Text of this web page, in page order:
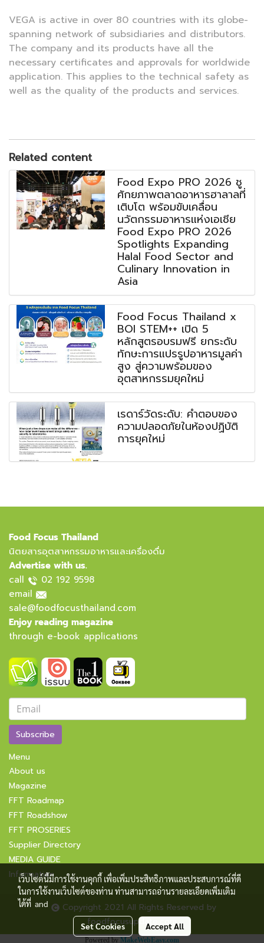
VEGA is active in over 80 countries with its globe-
spanning network of subsidiaries and distributors.
The company and its products have all the
necessary certificates and approvals for worldwide
application. This applies to the technical safety as
well as the quality of the products and services.
Related content
Food Expo PRO 2026 ชู
ศักยภาพตลาดอาหารฮาลาลที่
เติบโต พร้อมขับเคลื่อน
นวัตกรรมอาหารแห่งเอเชีย
Food Expo PRO 2026
Spotlights Expanding
Halal Food Sector and
Culinary Innovation in
Asia
Food Focus Thailand x
BOI STEM++ เปิด 5
หลักสูตรอบรมฟรี ยกระดับ
ทักษะการแปรรูปอาหารมูลค่า
สูง สู่ความพร้อมของ
อุตสาหกรรมยุคใหม่
เรดาร์วัดระดับ: คำตอบของ
ความปลอดภัยในห้องปฏิบัติ
การยุคใหม่
Food Focus Thailand
นิตยสารอุตสาหกรรมอาหารและเครื่องดื่ม
Advertise with us.
call
02 192 9598
email
sale@foodfocusthailand.com
Enjoy reading magazine
through e-book applications
Subscribe
Menu
About us
Magazine
FFT Roadmap
FFT Roadshow
FFT PROSERIES
Supplier Directory
MEDIA GUIDE
Information
Copyright 2021 All Rights Reserved by
foodfocusupdate.com
Powered by MakeWebEasy.com
เว็บไซต์นี้มีการใช้งานคุกกี้ เพื่อเพิ่มประสิทธิภาพและประสบการณ์ที่ดี
ในการใช้งานเว็บไซต์ของท่าน ท่านสามารถอ่านรายละเอียดเพิ่มเติม
ได้ที่ and
Set Cookies Accept All